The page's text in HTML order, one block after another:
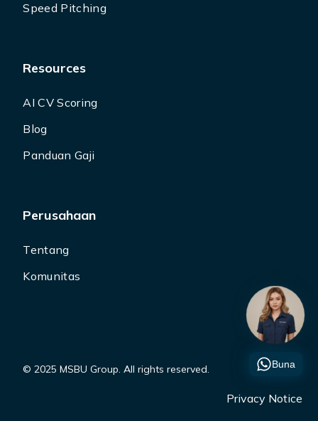
Speed Pitching
Resources
AI CV Scoring
Blog
Panduan Gaji
Perusahaan
Tentang
Komunitas
© 2025 MSBU Group. All rights reserved.
Privacy Notice
Buna